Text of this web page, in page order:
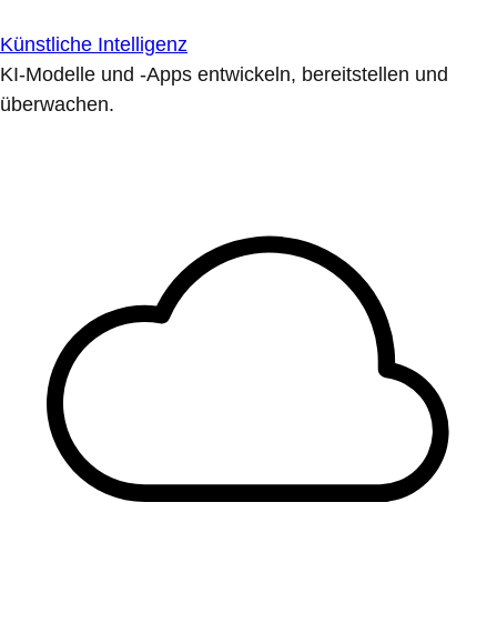
Künstliche Intelligenz
KI-Modelle und -Apps entwickeln, bereitstellen und
überwachen.